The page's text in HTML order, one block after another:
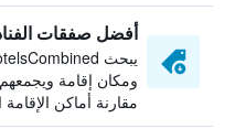
أفضل صفقات
ومكان إقامة
مقارنة أماكن الإقامة